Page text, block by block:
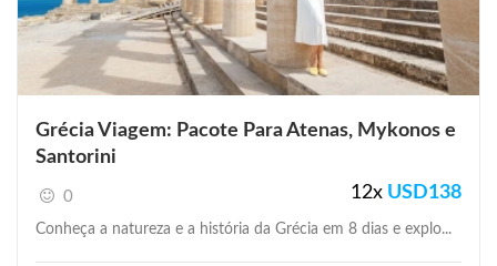
Grécia Viagem: Pacote Para Atenas, Mykonos e
Santorini
0 12x USD138
Conheça a natureza e a história da Grécia em 8 dias e explo...